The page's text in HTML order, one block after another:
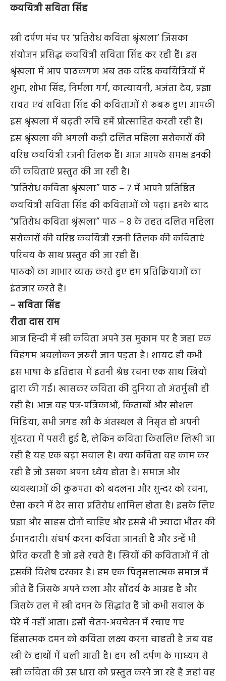
कवयित्री सविता सिंह
स्त्री दर्पण मंच पर ‘प्रतिरोध कविता श्रृंखला’ जिसका
संयोजन प्रसिद्ध कवयित्री सविता सिंह कर रही हैं। इस
श्रृंखला में आप पाठकगण अब तक वरिष्ठ कवयित्रियों में
शुभा, शोभा सिंह, निर्मला गर्ग, कात्यायनी, अजंता देव, प्रज्ञा
रावत एवं सविता सिंह की कविताओं से रूबरू हुए। आपकी
इस श्रृंखला में बढ़ती रुचि हमें प्रोत्साहित करती रही है।
इस श्रृंखला की अगली कड़ी दलित महिला सरोकारों की
वरिष्ठ कवयित्री रजनी तिलक हैं। आज आपके समक्ष इनकी
की कविताएं प्रस्तुत की जा रही है।
“प्रतिरोध कविता श्रृंखला” पाठ – 7 में आपने प्रतिष्ठित
कवयित्री सविता सिंह की कविताओं को पढ़ा। इनके बाद
“प्रतिरोध कविता श्रृंखला” पाठ – 8 के तहत दलित महिला
सरोकारों की वरिष्ठ कवयित्री रजनी तिलक की कविताएं
परिचय के साथ प्रस्तुत की जा रही हैं।
पाठकों का आभार व्यक्त करते हुए हम प्रतिक्रियाओं का
इंतजार करते हैं।
– सविता सिंह
रीता दास राम
आज हिन्दी में स्त्री कविता अपने उस मुकाम पर है जहां एक
विहंगम अवलोकन ज़रुरी जान पड़ता है। शायद ही कभी
इस भाषा के इतिहास में इतनी श्रेष्ठ रचना एक साथ स्त्रियों
द्वारा की गई। खासकर कविता की दुनिया तो अंतर्मुखी ही
रही है। आज वह पत्र-पत्रिकाओं, किताबों और सोशल
मिडिया, सभी जगह स्त्री के अंतस्थल से निसृत हो अपनी
सुंदरता में पसरी हुई है, लेकिन कविता किसलिए लिखी जा
रही है यह एक बड़ा सवाल है। क्या कविता वह काम कर
रही है जो उसका अपना ध्येय होता है। समाज और
व्यवस्थाओं की कुरूपता को बदलना और सुन्दर को रचना,
ऐसा करने में ढेर सारा प्रतिरोध शामिल होता है। इसके लिए
प्रज्ञा और साहस दोनों चाहिए और इससे भी ज्यादा भीतर की
ईमानदारी। संघर्ष करना कविता जानती है और उन्हें भी
प्रेरित करती है जो इसे रचते हैं। स्त्रियों की कविताओं में तो
इसकी विशेष दरकार है। हम एक पितृसत्तात्मक समाज में
जीते हैं जिसके अपने कला और सौंदर्य के आग्रह है और
जिसके तल में स्त्री दमन के सिद्धांत हैं जो कभी सवाल के
घेरे में नहीं आता। इसी चेतन-अवचेतन में रचाए गए
हिंसात्मक दमन को कविता लक्ष्य करना चाहती है जब वह
स्त्री के हाथों में चली आती है। हम स्त्री दर्पण के माध्यम से
स्त्री कविता की उस धारा को प्रस्तुत करने जा रहे हैं जहां वह